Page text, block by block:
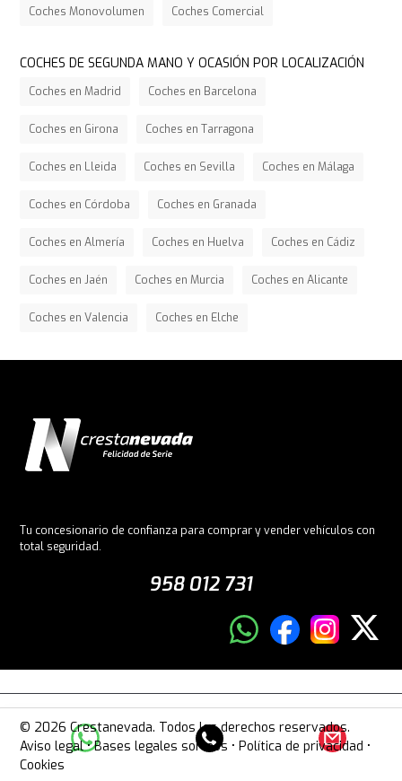
Coches Monovolumen Coches Comercial
COCHES DE SEGUNDA MANO Y OCASIÓN POR LOCALIZACIÓN
Coches en Madrid Coches en Barcelona
Coches en Girona Coches en Tarragona
Coches en Lleida Coches en Sevilla Coches en Málaga
Coches en Córdoba Coches en Granada
Coches en Almería Coches en Huelva Coches en Cádiz
Coches en Jaén Coches en Murcia Coches en Alicante
Coches en Valencia Coches en Elche
Tu concesionario de confianza para comprar y vender vehículos con
total seguridad.
958 012 731
© 2026 Crestanevada. Todos los derechos reservados.
Aviso legal•Bases legales sorteos •Política de privacidad •
Cookies